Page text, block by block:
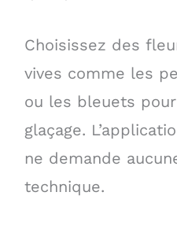
Choisissez des
vives comme les
ou les bleuets
glaçage.
ne demande
technique.